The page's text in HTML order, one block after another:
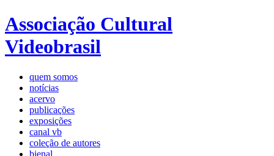
Associação Cultural
Videobrasil
quem somos
notícias
acervo
publicações
exposições
canal vb
coleção de autores
bienal